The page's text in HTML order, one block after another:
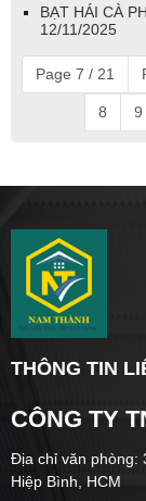
BẠT HÁI CÀ
12/11/2025
Page 7 / 21
8 9
THÔNG TIN
CÔNG TY
Địa chỉ văn phòng:
Hiệp Bình, HCM